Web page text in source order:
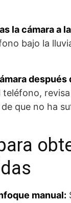
la cámara a
bajo la
después
teléfono,
que no ha
manual: